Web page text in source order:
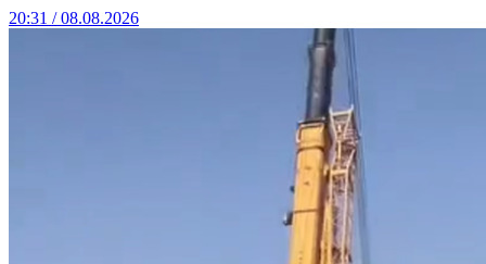
20:31 / 08.08.2026